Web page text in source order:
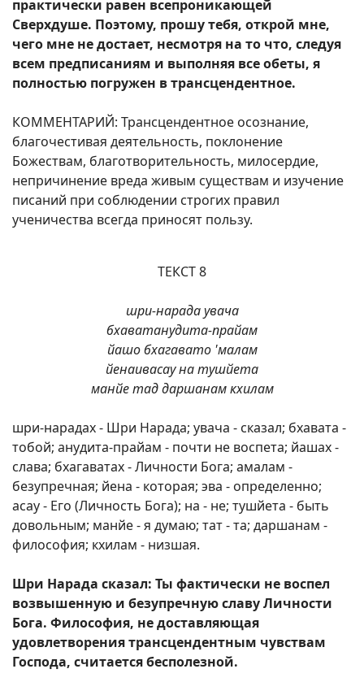
практически равен всепроникающей
Сверхдуше. Поэтому, прошу тебя, открой мне,
чего мне не достает, несмотря на то что, следуя
всем предписаниям и выполняя все обеты, я
полностью погружен в трансцендентное.
КОММЕНТАРИЙ: Трансцендентное осознание,
благочестивая деятельность, поклонение
Божествам, благотворительность, милосердие,
непричинение вреда живым существам и изучение
писаний при соблюдении строгих правил
ученичества всегда приносят пользу.
ТЕКСТ 8
шри-нарада увача
бхаватанудита-прайам
йашо бхагавато 'малам
йенаивасау на тушйета
манйе тад даршанам кхилам
шри-нарадах - Шри Нарада; увача - сказал; бхавата -
тобой; анудита-прайам - почти не воспета; йашах -
слава; бхагаватах - Личности Бога; амалам -
безупречная; йена - которая; эва - определенно;
асау - Его (Личность Бога); на - не; тушйета - быть
довольным; манйе - я думаю; тат - та; даршанам -
философия; кхилам - низшая.
Шри Нарада сказал: Ты фактически не воспел
возвышенную и безупречную славу Личности
Бога. Философия, не доставляющая
удовлетворения трансцендентным чувствам
Господа, считается бесполезной.